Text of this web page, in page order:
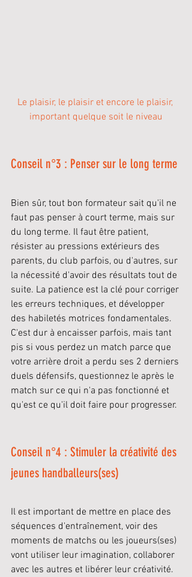
Le plaisir, le plaisir et encore le plaisir,
important quelque soit le niveau
Conseil n°3 : Penser sur le long terme
Bien sûr, tout bon formateur sait qu'il ne
faut pas penser à court terme, mais sur
du long terme. Il faut être patient,
résister au pressions extérieurs des
parents, du club parfois, ou d'autres, sur
la nécessité d'avoir des résultats tout de
suite. La patience est la clé pour corriger
les erreurs techniques, et développer
des habiletés motrices fondamentales.
C'est dur à encaisser parfois, mais tant
pis si vous perdez un match parce que
votre arrière droit a perdu ses 2 derniers
duels défensifs, questionnez le après le
match sur ce qui n'a pas fonctionné et
qu'est ce qu'il doit faire pour progresser.
Conseil n°4 : Stimuler la créativité des
jeunes handballeurs(ses)
Il est important de mettre en place des
séquences d'entraînement, voir des
moments de matchs ou les joueurs(ses)
vont utiliser leur imagination, collaborer
avec les autres et libérer leur créativité.